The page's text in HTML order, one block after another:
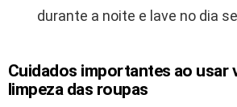
durante a noite e lave no dia
Cuidados importantes ao usar
limpeza das roupas